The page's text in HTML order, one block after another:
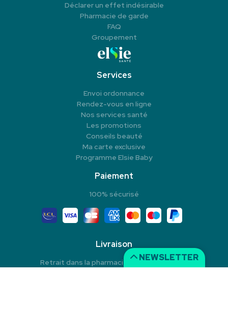
NEWSLETTER
Déclarer un effet indésirable
Pharmacie de garde
FAQ
Groupement
Services
Envoi ordonnance
Rendez-vous en ligne
Nos services santé
Les promotions
Conseils beauté
Ma carte exclusive
Programme Elsie Baby
Paiement
100% sécurisé
Livraison
Retrait dans la pharmacie en Click & Collect